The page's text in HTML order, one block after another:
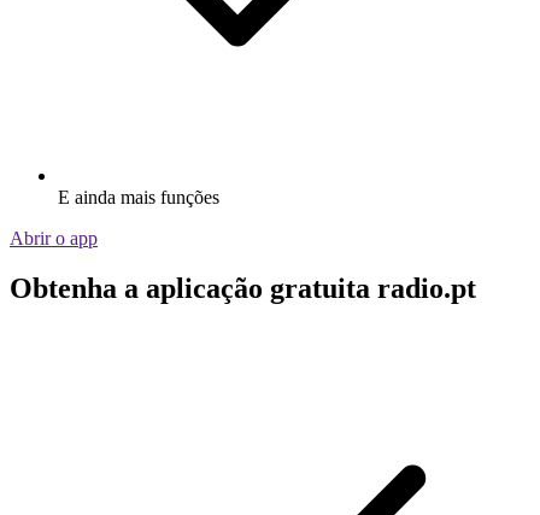
E ainda mais funções
Abrir o app
Obtenha a aplicação gratuita radio.pt